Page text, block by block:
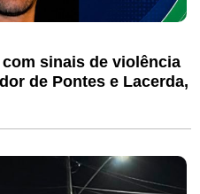
sinais de violência
de Pontes e Lacerda,